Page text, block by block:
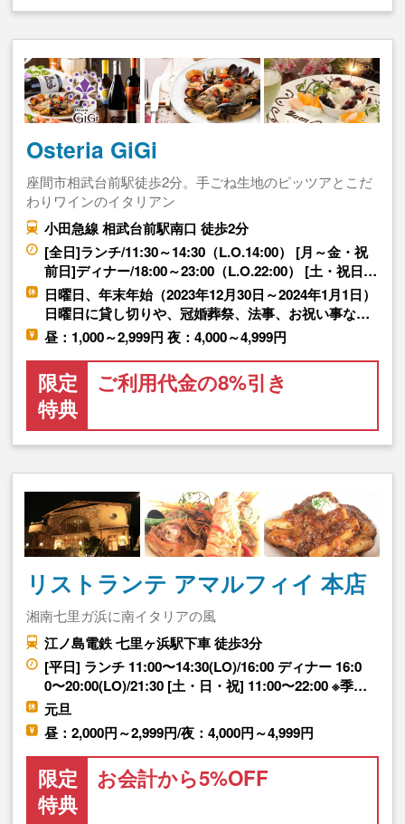
Osteria GiGi
座間市相武台前駅徒歩2分。手ごね生地のピッツアとこだ
わりワインのイタリアン
小田急線 相武台前駅南口 徒歩2分
[全日]ランチ/11:30～14:30（L.O.14:00） [月～金・祝
前日]ディナー/18:00～23:00（L.O.22:00） [土・祝日…
日曜日、年末年始（2023年12月30日～2024年1月1日）
日曜日に貸し切りや、冠婚葬祭、法事、お祝い事な…
昼：1,000～2,999円 夜：4,000～4,999円
限定
特典
ご利用代金の8%引き
リストランテ アマルフィイ 本店
湘南七里ガ浜に南イタリアの風
江ノ島電鉄 七里ヶ浜駅下車 徒歩3分
[平日] ランチ 11:00〜14:30(LO)/16:00 ディナー 16:0
0〜20:00(LO)/21:30 [土・日・祝] 11:00〜22:00 ※季…
元旦
昼：2,000円～2,999円/夜：4,000円～4,999円
限定
特典
お会計から5%OFF